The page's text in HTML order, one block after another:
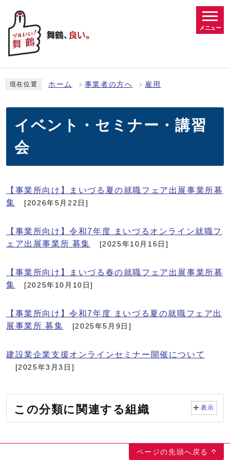
メニュー
現在位置 ホーム 事業者の方へ 雇用
イベント・セミナー・講習
会
【事業所向け】まいづる夏の就職フェア出展事業所募
集
[2026年5月22日]
【事業所向け】令和7年度 まいづるオンライン就職フ
ェア出展事業所 募集
[2025年10月16日]
【事業所向け】まいづる春の就職フェア出展事業所募
集
[2025年10月10日]
【事業所向け】令和7年度 まいづる夏の就職フェア出
展事業所 募集
[2025年5月9日]
建設業企業支援オンラインセミナー開催について
[2025年3月3日]
この分類に関連する組織 表示
ページの先頭へ戻る